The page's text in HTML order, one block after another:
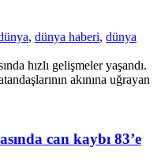
, dünya haberi, dünya
hızlı gelişmeler yaşandı.
akınına uğrayan
can kaybı 83’e